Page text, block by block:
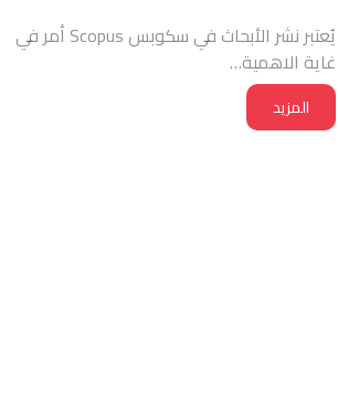
يُعتبر نشر الأبحاث في سكوبس Scopus أمر في
غاية الاهمية…
المزيد